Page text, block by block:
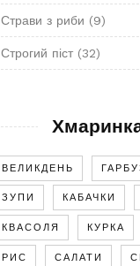
Страви з риби (9)
Строгий піст(32)
Хмаринка
ВЕЛИКДЕНЬ
ЗУПИ КАБАЧКИ
КВАСОЛЯ КУРКА
РИС САЛАТИ